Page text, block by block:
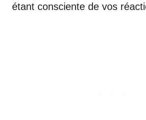
étant consciente de vos